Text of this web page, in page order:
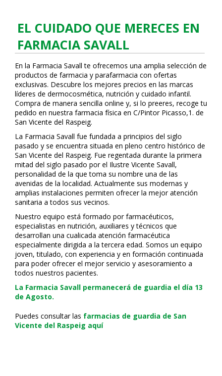
EL CUIDADO QUE MERECES EN
FARMACIA SAVALL
En la Farmacia Savall te ofrecemos una amplia selección de
productos de farmacia y parafarmacia con ofertas
exclusivas. Descubre los mejores precios en las marcas
líderes de dermocosmética, nutrición y cuidado infantil.
Compra de manera sencilla online y, si lo prefieres, recoge tu
pedido en nuestra farmacia física en C/Pintor Picasso,1. de
San Vicente del Raspeig.
La Farmacia Savall fue fundada a principios del siglo
pasado y se encuentra situada en pleno centro histórico de
San Vicente del Raspeig. Fue regentada durante la primera
mitad del siglo pasado por el Ilustre Vicente Savall,
personalidad de la que toma su nombre una de las
avenidas de la localidad. Actualmente sus modernas y
amplias instalaciones permiten ofrecer la mejor atención
sanitaria a todos sus vecinos.
Nuestro equipo está formado por farmacéuticos,
especialistas en nutrición, auxiliares y técnicos que
desarrollan una cualificada atención farmacéutica
especialmente dirigida a la tercera edad. Somos un equipo
joven, titulado, con experiencia y en formación continuada
para poder ofrecer el mejor servicio y asesoramiento a
todos nuestros pacientes.
La Farmacia Savall permanecerá de guardia el día 13
de Agosto.
Puedes consultar las farmacias de guardia de San
Vicente del Raspeig aquí